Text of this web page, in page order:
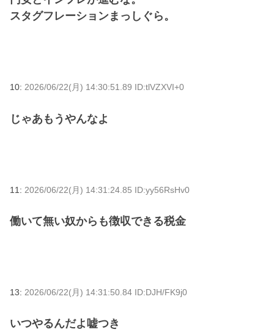
スタグフレーションまっしぐら。
10: 2026/06/22(月) 14:30:51.89 ID:tlVZXVI+0
じゃあもうやんなよ
11: 2026/06/22(月) 14:31:24.85 ID:yy56RsHv0
働いて無い奴からも徴収できる税金
13: 2026/06/22(月) 14:31:50.84 ID:DJH/FK9j0
いつやるんだよ嘘つき